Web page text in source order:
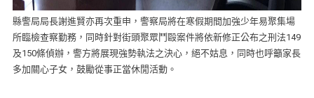
縣警局局長謝進賢亦再次重申，警察局將在寒假期間加強少年易聚集場
所臨檢查察勤務，同時針對街頭聚眾鬥毆案件將依新修正公布之刑法149
及150條偵辦，警方將展現強勢執法之決心，絕不姑息，同時也呼籲家長
多加關心子女，鼓勵從事正當休閒活動。